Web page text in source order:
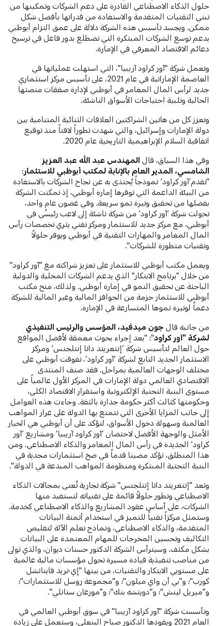
حلول الذكاء الاصطناعي القادرة على دعم الشركات وتمكينها من
تبني التقنيات المتقدمة والاستفادة من قدراتها بأفضل شكل
ممكن. ويجسد تأسيس هذه الشركة دلالة على عمق التزام أبوظبي
بدعم توسع الشركات المبتكرة التي تضطلع بدور فاعل في ترسيخ
دعائم الاقتصاد المعرفي في الإمارة.
وتعمل شركة "آور كراود آريبيا"، التي استهلت عملياتها في
العاصمة الإماراتية في عام 2021، على تأسيس مركز استثماري
جديد لرأس المال المغامر في أبوظبي لإدارة صفقات منصتها
الحالية وتلبية احتياجات الأسواق الناشئة.
وتعزز كل من هاتين الشراكتين العلاقات الثنائية المتنامية بين
دولة الإمارات وإسرائيل، والتي شهدت تطوراً لافتاً منذ توقيع
اتفاقية السلام الإبراهيمية التاريخية عام 2020.
وفي هذا السياق، قال المهندس عبد الله عبد العزيز
الشامسي، المدير العام بالإنابة لمكتب أبوظبي للاستثمار:
"تقدم’آور كراود‘ نموذجاً يُحتذى به عن نجاح الشركات بالاستفادة
من البيئة الداعمة التي توفرها إمارة أبوظبي، إذ تمكنت الشركة
بفضلها من تحقيق وتيرة نمو سريعة. وفي غضون عامٍ واحد،
تحولت شركة ’آور كراود‘ من شركة ناشئة إلى لاعب رئيسي في
أبوظبي، مع مركز جديد للاستثمار ومركز تقني يثري تخصصات رأس
المال المغامر والمهارات التقنية في أبوظبي ويوفر حلولاً
وتقنيات متطورة للشركات".
ويعمل مكتب أبوظبي للاستثمار على تعزيز شراكته مع "آور كراود"
من خلال "برنامج الابتكار" الذي يدعم الشركات المحلية والدولية
الباحثة عن تحقيق النمو في إمارة أبوظبي. ولذلك، منح مكتب
أبوظبي للاستثمار حزمة من الحوافز المالية وغير المالية للشركة
دعماً لوتيرة نموها المتسارعة في الإمارة.
من جانبه قال جون ميدفيد، المؤسس والرئيس التنفيذي
لشركة "آور كراود": "بعد إجراء بحوث معمقة لأفضل المواقع
حول العالم لتأسيس شركة ’إنتغريتد داتا إنتلجنس‘ ومركز
الاستثمار الجديد التابع لشركة ’آور كراود‘، تفوقت أبوظبي على
مختلف الوجهات العالمية بمراحل. فقد صنف المنتدى
الاقتصادي العالمي دولة الإمارات في المركز الأول عالمياً على
مستوى البنية التحتية الإلكترونية واستقرار الاقتصاد الكلي،
وحكومتها كثالث أكثر حكومة جدارة بالثقة. وجاءت هذه العوامل
إلى جانب المزايا الأخرى التي تتمتع بها الدولة على غرار المواهب
العالمية وسهولة دخول الأسواق، لتؤكد على أن أبوظبي هي الخيار
الأمثل والوجهة الأفضل لاحتضان ’آور كراود آريبيا‘ ومشاريع ’آور
كراود‘ الجديدة في رأس المال المغامر والذكاء الاصطناعي. ومن
هذا المنطلق، نؤكد مضينا قدماً في ضخ استثمارات مجدية في
البنية التحتية المبتكرة ومنظومة المواهب المبدعة في الدولة".
وتعد "إنتغريتد داتا إنتلجنس" شركة تجارية تُعنى بمجالات الذكاء
الاصطناعي وتطور حلولاً قائمة على تقنياته لتستفيد منها
الشركات، على أساس عقود المشاريع والذكاء الاصطناعي كخدمة.
وستمثل مركزاً تقنياً للتميز في استخدام أتمتة البيانات
المتقدمة، والذكاء الاصطناعي، ونماذج تعلم الآلة لتقليص
التكاليف وتحسين المخرجات للمهام المعتمدة على البيانات
بشكل مكثف. وسيترأس الشركة الدكتور حسنات ديوان، والذي تولى
من مناصب تنفيذية قيادة مسيرة تحول مؤسسات مالية عالمية
على مستويي الابتكار والتقنيات، من بينها "إي-تريد فاينانشل
كورب"؛ و"بي أن واي ميلون"؛ و"مجموعة روسل للاستثمارات"؛
و"ميريل لينش"؛ و"دويتشه بنك"؛ و"مورغان ستانلي".
وتأسست شركة "آور كراود آريبيا" في سوق أبوظبي العالمي في
العام 2021 ويقودها الدكتور صباح البنعلي، وستعمل على زيادة